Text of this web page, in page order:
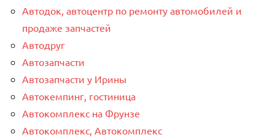
Автодок, автоцентр по ремонту автомобилей и
продаже запчастей
Автодруг
Автозапчасти
Автозапчасти у Ирины
Автокемпинг, гостиница
Автокомплекс на Фрунзе
Автокомплекс, Автокомплекс